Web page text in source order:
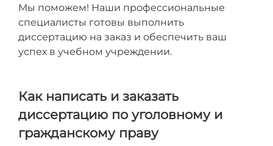
Мы поможем! Наши профессиональные
специалисты готовы выполнить
диссертацию на заказ и обеспечить ваш
успех в учебном учреждении.
Как написать и заказать
диссертацию по уголовному и
гражданскому праву